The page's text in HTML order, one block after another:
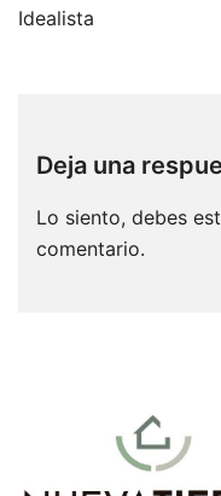
Idealista
Deja una
Lo siento, debes
comentario.